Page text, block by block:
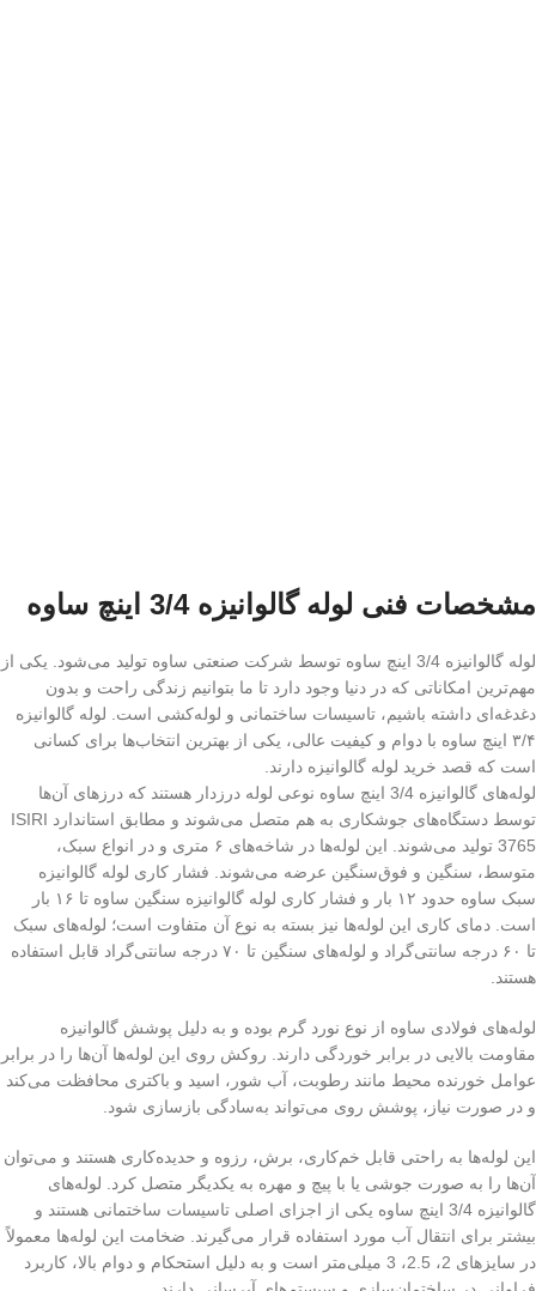
مشخصات فنی لوله گالوانیزه 3/4 اینچ ساوه
لوله گالوانیزه 3/4 اینچ ساوه توسط شرکت صنعتی ساوه تولید می‌شود. یکی از
مهم‌ترین امکاناتی که در دنیا وجود دارد تا ما بتوانیم زندگی راحت و بدون
دغدغه‌ای داشته باشیم، تاسیسات ساختمانی و لوله‌کشی است. لوله گالوانیزه
۳/۴ اینچ ساوه با دوام و کیفیت عالی، یکی از بهترین انتخاب‌ها برای کسانی
است که قصد خرید لوله گالوانیزه دارند.
لوله‌های گالوانیزه 3/4 اینچ ساوه نوعی لوله درزدار هستند که درزهای آن‌ها
توسط دستگاه‌های جوشکاری به هم متصل می‌شوند و مطابق استاندارد ISIRI
3765 تولید می‌شوند. این لوله‌ها در شاخه‌های ۶ متری و در انواع سبک،
متوسط، سنگین و فوق‌سنگین عرضه می‌شوند. فشار کاری لوله گالوانیزه
سبک ساوه حدود ۱۲ بار و فشار کاری لوله گالوانیزه سنگین ساوه تا ۱۶ بار
است. دمای کاری این لوله‌ها نیز بسته به نوع آن متفاوت است؛ لوله‌های سبک
تا ۶۰ درجه سانتی‌گراد و لوله‌های سنگین تا ۷۰ درجه سانتی‌گراد قابل استفاده
هستند.
لوله‌های فولادی ساوه از نوع نورد گرم بوده و به دلیل پوشش گالوانیزه
مقاومت بالایی در برابر خوردگی دارند. روکش روی این لوله‌ها آن‌ها را در برابر
عوامل خورنده محیط مانند رطوبت، آب شور، اسید و باکتری محافظت می‌کند
و در صورت نیاز، پوشش روی می‌تواند به‌سادگی بازسازی شود.
این لوله‌ها به راحتی قابل خم‌کاری، برش، رزوه و حدیده‌کاری هستند و می‌توان
آن‌ها را به صورت جوشی یا با پیچ و مهره به یکدیگر متصل کرد. لوله‌های
گالوانیزه 3/4 اینچ ساوه یکی از اجزای اصلی تاسیسات ساختمانی هستند و
بیشتر برای انتقال آب مورد استفاده قرار می‌گیرند. ضخامت این لوله‌ها معمولاً
در سایزهای 2، 2.5، 3 میلی‌متر است و به دلیل استحکام و دوام بالا، کاربرد